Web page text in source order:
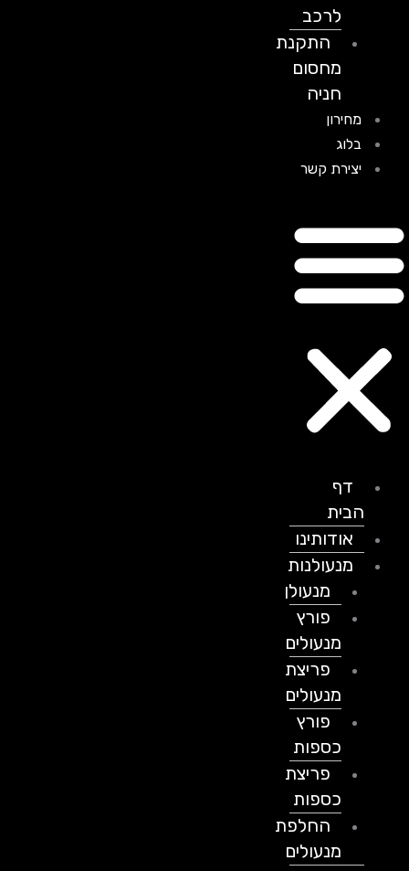
לרכב
התקנת
מחסום
חניה
מחירון
בלוג
יצירת קשר
דף
הבית
אודותינו
מנעולנות
מנעולן
פורץ
מנעולים
פריצת
מנעולים
פורץ
כספות
פריצת
כספות
החלפת
מנעולים